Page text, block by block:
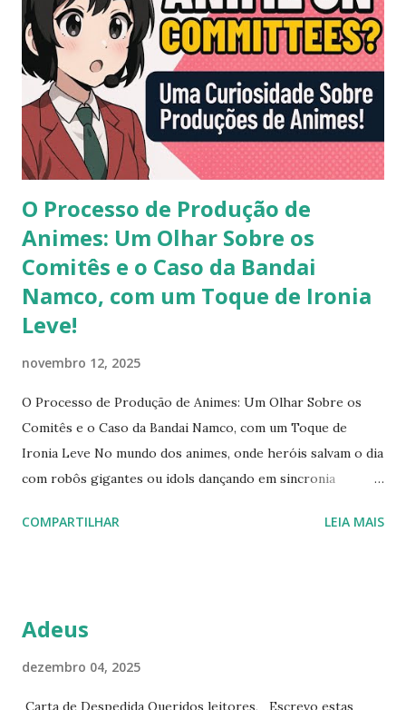
O Processo de Produção de
Animes: Um Olhar Sobre os
Comitês e o Caso da Bandai
Namco, com um Toque de Ironia
Leve!
novembro 12, 2025
O Processo de Produção de Animes: Um Olhar Sobre os
Comitês e o Caso da Bandai Namco, com um Toque de
Ironia Leve No mundo dos animes, onde heróis salvam o dia
com robôs gigantes ou idols dançando em sincronia
faz tudo funcionar — ou pelo menos tenta, sem derrubar o
quer pagar pelo estádio inteiro. Este artigo explora o
COMPARTILHAR LEIA MAIS
Adeus
dezembro 04, 2025
Carta de Despedida Queridos leitores, Escrevo estas